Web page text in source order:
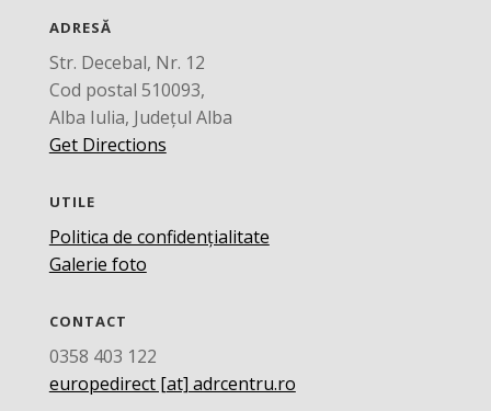
ADRESĂ
Str. Decebal, Nr. 12
Cod postal 510093,
Alba Iulia, Județul Alba
Get Directions
UTILE
Politica de confidențialitate
Galerie foto
CONTACT
0358 403 122
europedirect [at] adrcentru.ro